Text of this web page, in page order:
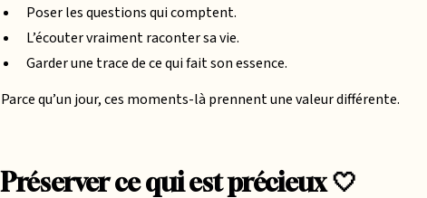
Poser les questions qui comptent.
L’écouter vraiment raconter sa vie.
Garder une trace de ce qui fait son essence.
Parce qu’un jour, ces moments-là prennent une valeur différente.
Préserver ce qui est précieux 🤍